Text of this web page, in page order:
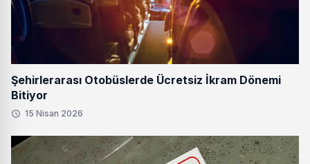
Şehirlerarası Otobüslerde Ücretsiz İkram Dönemi
Bitiyor
15 Nisan 2026